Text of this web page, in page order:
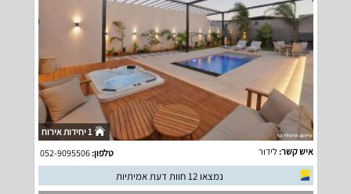
1 יחידות אירוח
איש קשר:לידור טלפון:052-9095506
נמצאו 12 חוות דעת אמיתיות